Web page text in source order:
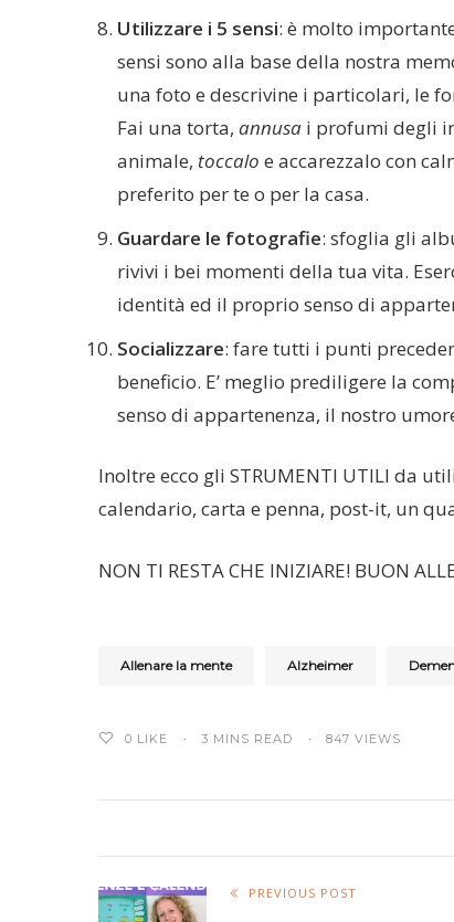
Utilizzare i 5 sensi: è molto
sensi sono alla base della nostra
una foto e descrivine i particolari, le
Fai una torta, annusa i profumi degli
animale, toccalo e accarezzalo con
preferito per te o per la casa.
Guardare le fotografie: sfoglia gli
rivivi i bei momenti della tua vita.
identità ed il proprio senso di
Socializzare: fare tutti i punti
beneficio. E’ meglio prediligere la
senso di appartenenza, il nostro
Inoltre ecco gli STRUMENTI UTILI da
calendario, carta e penna, post-it, un
NON TI RESTA CHE INIZIARE! BUON
Allenare la mente Alzheimer
0 LIKE 3 MINS READ 847 VIEWS
PREVIOUS POST